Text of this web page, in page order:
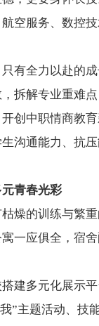
空服务、数控
有全力以赴的
拆解专业重难
创中职情商教
沟通能力、抗
青春光彩
燥的训练与繁
一应俱全，宿
建多元化展示
”主题活动、